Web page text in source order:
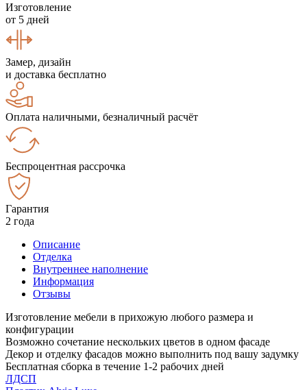
Изготовление
от 5 дней
Замер, дизайн
и доставка бесплатно
Оплата наличными, безналичный расчёт
Беспроцентная рассрочка
Гарантия
2 года
Описание
Отделка
Внутреннее наполнение
Информация
Отзывы
Изготовление мебели в прихожую любого размера и
конфигурации
Возможно сочетание нескольких цветов в одном фасаде
Декор и отделку фасадов можно выполнить под вашу задумку
Бесплатная сборка в течение 1-2 рабочих дней
ЛДСП